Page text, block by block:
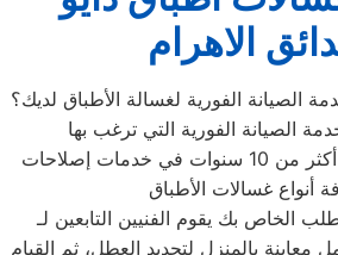
الاهرام
الصيانة الفورية لغسالة الأطباق لديك؟
كما إننا نمتلك خبرة أكثر من 10 سنوات في خدمات إصلاحات
الخاص بك يقوم الفنيين التابعين لـ
معاينة بالمنزل لتحديد العطل، ثم القيام